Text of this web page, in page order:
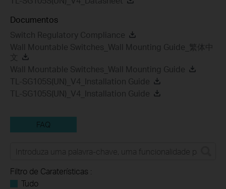
Documentos
Switch Regulatory Compliance
Wall Mountable Switches_Wall Mounting Guide_繁体中
文
Wall Mountable Switches_Wall Mounting Guide
TL-SG105S(UN)_V4_Installation Guide
TL-SG105S(UN)_V4_Installation Guide
FAQ
Filtro de Caraterísticas :
Tudo